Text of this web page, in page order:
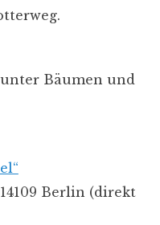
Bäumen und
Berlin (direkt